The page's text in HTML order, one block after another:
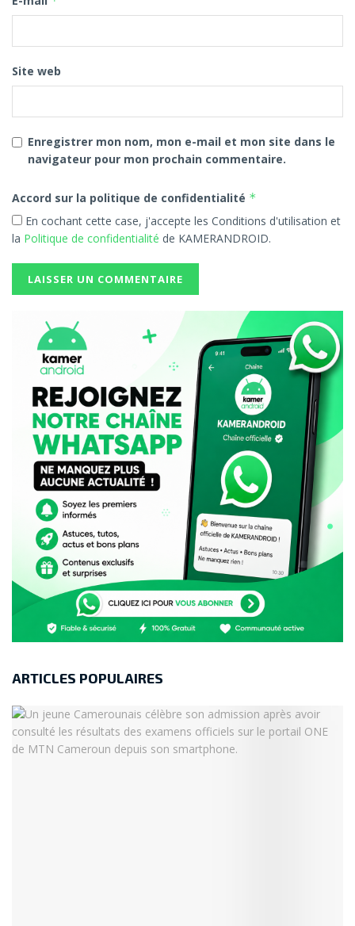
Site web
Enregistrer mon nom, mon e-mail et mon site dans le
navigateur pour mon prochain commentaire.
Accord sur la politique de confidentialité *
En cochant cette case, j'accepte les Conditions d'utilisation et
la Politique de confidentialité de KAMERANDROID.
ARTICLES POPULAIRES